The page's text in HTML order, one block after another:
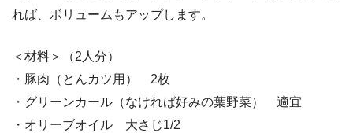
れば、ボリュームもアップします。
＜材料＞（2人分）
・豚肉（とんカツ用） 2枚
・グリーンカール（なければ好みの葉野菜） 適宜
・オリーブオイル 大さじ1/2